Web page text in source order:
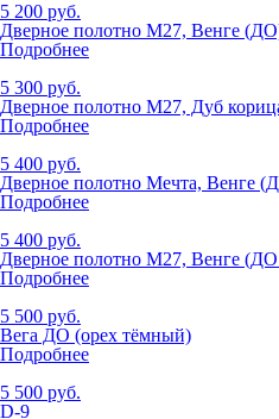
5 200 руб.
Дверное полотно М27, Венге
Подробнее
5 300 руб.
Дверное полотно М27, Дуб
Подробнее
5 400 руб.
Дверное полотно Мечта, Венге
Подробнее
5 400 руб.
Дверное полотно М27, Венге (ДО
Подробнее
5 500 руб.
Вега ДО (орех тёмный)
Подробнее
5 500 руб.
D-9